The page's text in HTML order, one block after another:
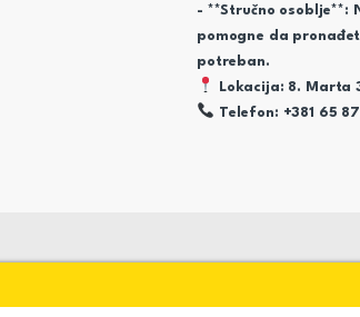
- **Stručno osoblje**:
pomogne da
potreban.
Lokacija: 8. Marta
Telefon: +381 65